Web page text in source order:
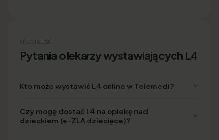
SPECJALIŚCI
Pytania o lekarzy wystawiających L4
Kto może wystawić L4 online w Telemedi?
Czy mogę dostać L4 na opiekę nad
dzieckiem (e-ZLA dziecięce)?